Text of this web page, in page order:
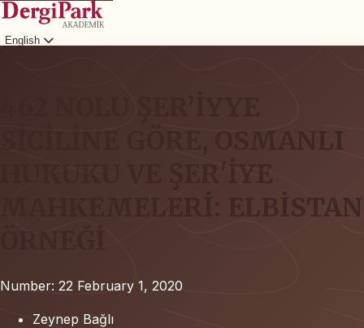
English
SİCİLİNE GÖRE, OSMANLI
HUKUKU VE ŞER'İYE
MAHKEMELERİ: ELBİSTAN
Number: 22 February 1, 2020
Zeynep Bağlı